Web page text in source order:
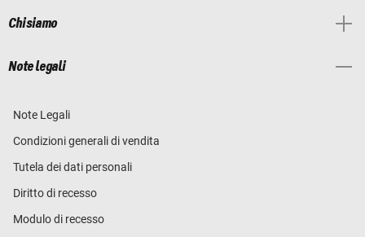
Chi siamo
Note legali
Note Legali
Condizioni generali di vendita
Tutela dei dati personali
Diritto di recesso
Modulo di recesso